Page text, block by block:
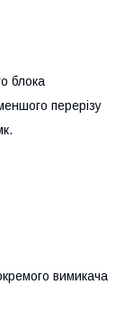
блока
перерізу
вимикача